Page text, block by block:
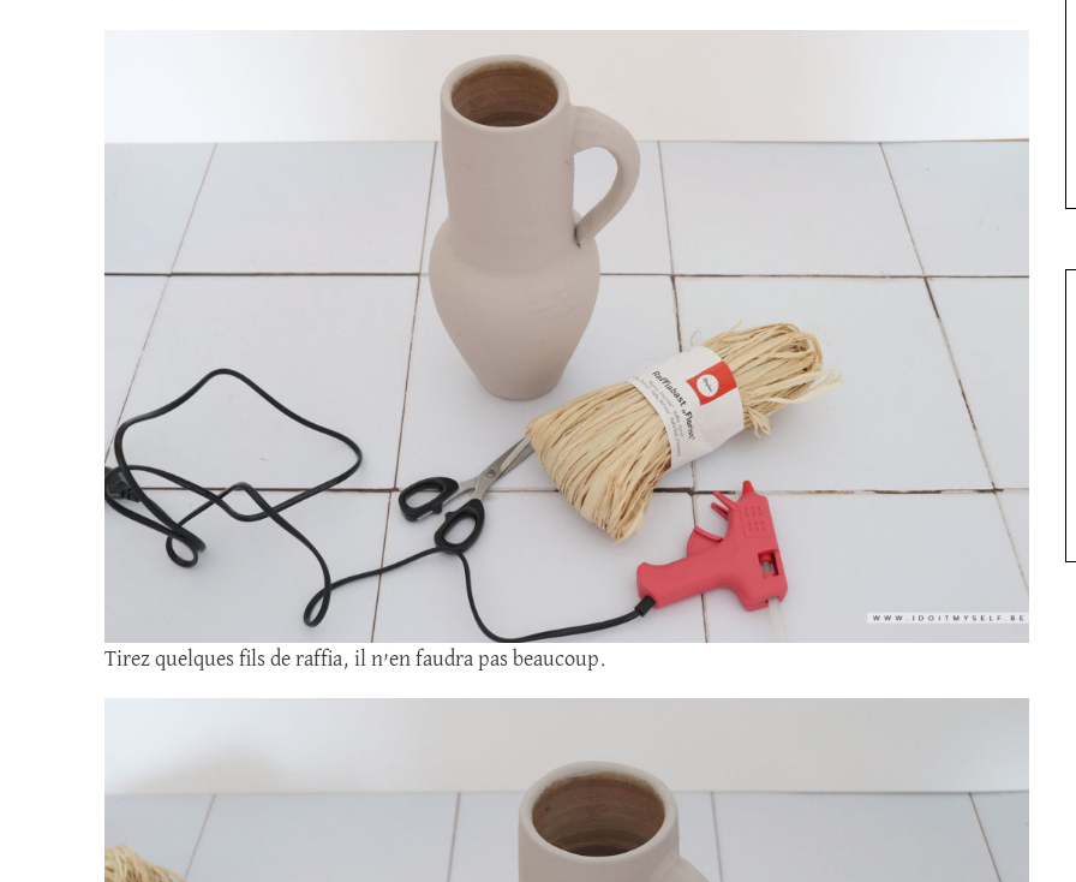
Tirez quelques fils de raffia, il n’en faudra pas beaucoup.